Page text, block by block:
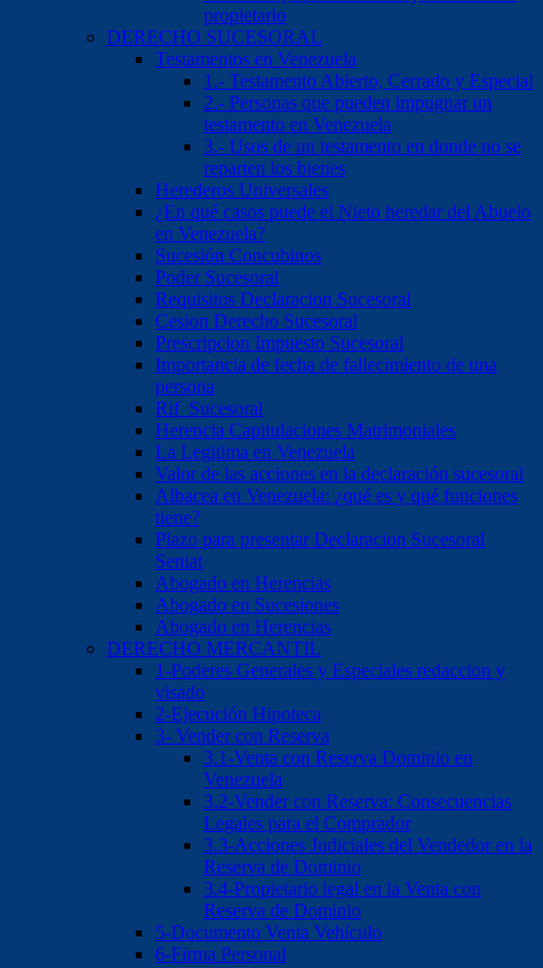
propietario
DERECHO SUCESORAL
Testamentos en Venezuela
1.- Testamento Abierto, Cerrado y Especial
2.- Personas que pueden impugnar un
testamento en Venezuela
3.- Usos de un testamento en donde no se
reparten los bienes
Herederos Universales
¿En qué casos puede el Nieto heredar del Abuelo
en Venezuela?
Sucesión Concubinos
Poder Sucesoral
Requisitos Declaracion Sucesoral
Cesion Derecho Sucesoral
Prescripcion Impuesto Sucesoral
Importancia de fecha de fallecimiento de una
persona
Rif Sucesoral
Herencia Capitulaciones Matrimoniales
La Legitima en Venezuela
Valor de las acciones en la declaración sucesoral
Albacea en Venezuela: ¿qué es y qué funciones
tiene?
Plazo para presentar Declaracion Sucesoral
Seniat
Abogado en Herencias
Abogado en Sucesiones
Abogado en Herencias
DERECHO MERCANTIL
1-Poderes Generales y Especiales redaccion y
visado
2-Ejecución Hipoteca
3- Vender con Reserva
3.1-Venta con Reserva Dominio en
Venezuela
3.2-Vender con Reserva: Consecuencias
Legales para el Comprador
3.3-Acciones Judiciales del Vendedor en la
Reserva de Dominio
3.4-Propietario legal en la Venta con
Reserva de Dominio
5-Documento Venta Vehículo
6-Firma Personal